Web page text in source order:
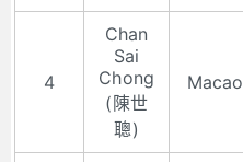
4
Chan
Sai
Chong
(陳世
聰)
Macao